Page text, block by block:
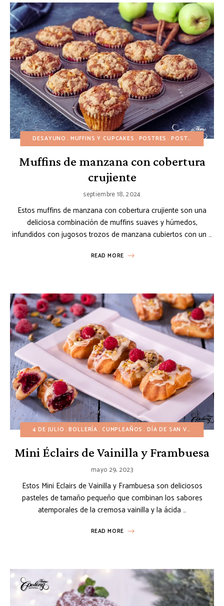
DESAYUNO MUFFINS Y CUPCAKES POSTRES POSTRES DE FRUTAS
Muffins de manzana con cobertura
crujiente
septiembre 18, 2024
Estos muffins de manzana con cobertura crujiente son una
deliciosa combinación de muffins suaves y húmedos,
infundidos con jugosos trozos de manzana cubiertos con un …
READ MORE
4 DE JULIO BOLLERÍA CUMPLEAÑOS DÍA DE SAN VALENTÍN
Mini Éclairs de Vainilla y Frambuesa
mayo 29, 2023
Estos Mini Eclairs de Vainilla y Frambuesa son deliciosos
pasteles de tamaño pequeño que combinan los sabores
atemporales de la cremosa vainilla y la ácida …
READ MORE